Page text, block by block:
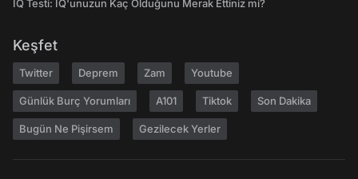
IQ Testi: IQ'unuzun Kaç Olduğunu Merak Ettiniz mi?
Keşfet
Twitter Deprem Zam Youtube
Günlük Burç Yorumları A101 Tiktok Son Dakika
Bugün Ne Pişirsem Gezilecek Yerler